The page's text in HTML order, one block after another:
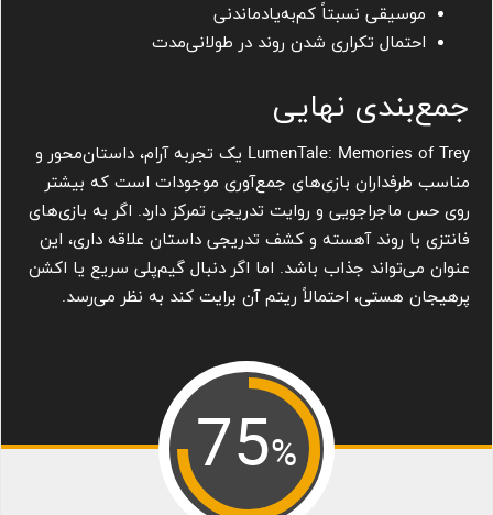
موسیقی نسبتاً کم‌به‌یادماندنی
احتمال تکراری شدن روند در طولانی‌مدت
جمع‌بندی نهایی
LumenTale: Memories of Trey یک تجربه آرام، داستان‌محور و
مناسب طرفداران بازی‌های جمع‌آوری موجودات است که بیشتر
روی حس ماجراجویی و روایت تدریجی تمرکز دارد. اگر به بازی‌های
فانتزی با روند آهسته و کشف تدریجی داستان علاقه داری، این
عنوان می‌تواند جذاب باشد. اما اگر دنبال گیم‌پلی سریع یا اکشن
پرهیجان هستی، احتمالاً ریتم آن برایت کند به نظر می‌رسد.
75%